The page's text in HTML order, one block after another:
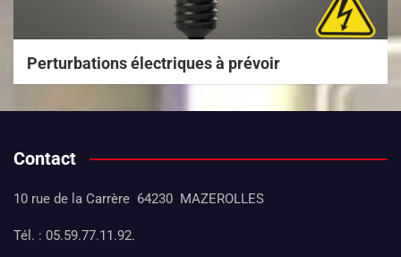
Perturbations électriques à prévoir
Contact
10 rue de la Carrère 64230 MAZEROLLES
Tél. : 05.59.77.11.92.